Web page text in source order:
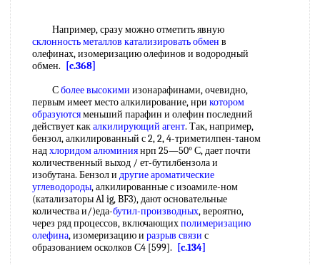
Например, сразу можно отметить явную
склонность металлов катализировать обмен в
олефинах, изомеризацию олефинов и водородный
обмен.
[c.368]
Сболее высокими изонарафинами, очевидно,
первым имеет место алкилирование, нри котором
образуютсяменьший парафин и олефин последний
действует какалкилирующий агент. Так, например,
бензол, алкилированный с 2, 2, 4-триметилпен-таном
надхлоридом алюминиянрп 25—50° С, дает почти
количественный выход / ет-бутилбензола и
изобутана. Бензол и другие ароматические
углеводороды, алкилированные с изоамиле-ном
(катализаторы Al ig, BF3), дают основательные
количества и/)еда-бутил-производных, вероятно,
через ряд процессов, включающихполимеризацию
олефина, изомеризацию и разрыв связи с
образованием осколков С4 [599].
[c.134]